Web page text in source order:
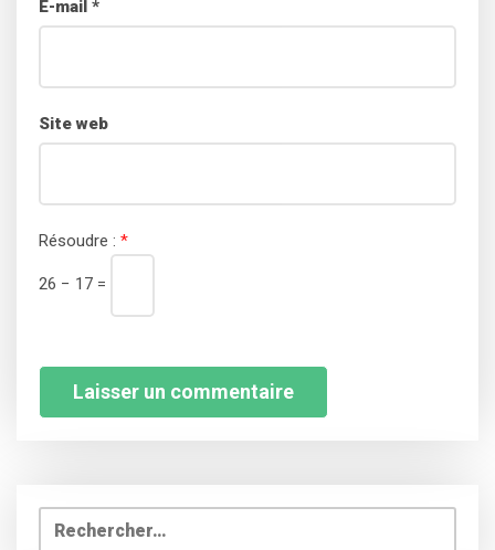
E-mail *
Site web
Résoudre : *
26 − 17 =
Rechercher :